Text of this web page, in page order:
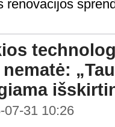
renovacijos
07-31 10:26